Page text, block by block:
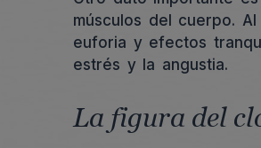
músculos del cuerpo.
euforia y efectos
estrés y la angustia.
La figura del